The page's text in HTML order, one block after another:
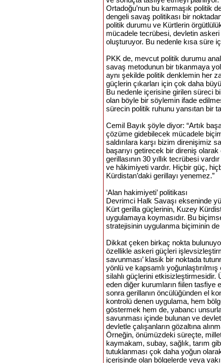
Ortadoğu’nun bu karmaşık politik
dengeli savaş politikası bir
politik durumu ve Kürtlerin
mücadele tecrübesi, devletin
oluşturuyor. Bu nedenle kısa süre
PKK de, mevcut politik durumu
savaş metodunun bir tıkanmaya yol
aynı şekilde politik denklemin her
güçlerin çıkarları için çok daha
Bu nedenle içerisine girilen süreci
olan böyle bir söylemin ifade
sürecin politik ruhunu yansıtan bir
Cemil Bayık şöyle diyor: “Artık
çözüme gidebilecek mücadele
saldırılara karşı bizim direnişimiz
başarıyı getirecek bir direniş
gerillasının 30 yıllık tecrübesi
ve hâkimiyeti vardır. Hiçbir güç,
Kürdistan’daki gerillayı yenemez.”
‘Alan hakimiyeti’ politikası
Devrimci Halk Savaşı ekseninde
Kürt gerilla güçlerinin, Kuzey
uygulamaya koymasıdır. Bu
stratejisinin uygulanma biçiminin
Dikkat çeken birkaç nokta
özellikle askeri güçleri
savunması’ klasik bir noktada
yönlü ve kapsamlı
silahlı güçlerini
eden diğer kurumların fiilen tasfiye
sonra gerillanın öncülüğünden el
kontrolü denen uygulama, hem
göstermek hem de, yabancı
savunması içinde bulunan ve
devletle çalışanların gözaltına
Örneğin, önümüzdeki süreçte,
kaymakam, subay, sağlık, tarım
tutuklanması çok daha yoğun
içerisinde olan bölgelerde veya